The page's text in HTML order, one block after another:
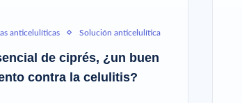
anticelulíticas Solución anticelulítica
de ciprés, ¿un buen
contra la celulitis?